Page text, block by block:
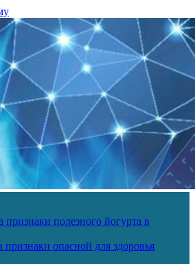
признаки полезного йогурта в
признаки опасной для здоровья